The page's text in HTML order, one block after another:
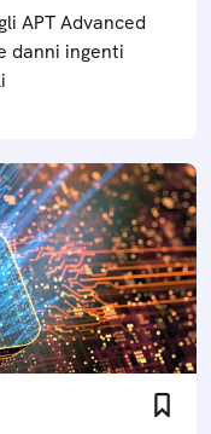
APT Advanced
danni ingenti